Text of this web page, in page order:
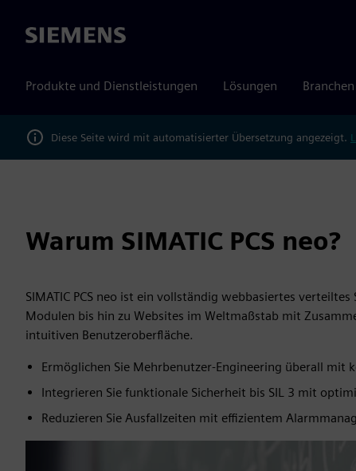
Siemens
Produkte und Dienstleistungen Lösungen Branchen
Diese Seite wird mit automatisierter Übersetzung angezeigt.
Warum SIMATIC PCS neo?
SIMATIC PCS neo ist ein vollständig webbasiertes
Modulen bis hin zu Websites im Weltmaßstab mit
intuitiven Benutzeroberfläche.
Ermöglichen Sie Mehrbenutzer-Engineering überall mit
Integrieren Sie funktionale Sicherheit bis SIL 3 mit
Reduzieren Sie Ausfallzeiten mit effizientem